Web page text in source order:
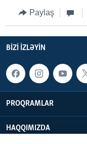
Paylaş
BIZI IZLƏYIN
PROQRAMLAR
HAQQIMIZDA